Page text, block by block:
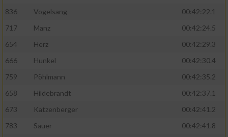
836
Vogelsang
00:42:22.1
717
Manz
00:42:24.5
654
Herz
00:42:29.3
666
Hunkel
00:42:30.4
759
Pöhlmann
00:42:35.2
658
Hildebrandt
00:42:37.1
673
Katzenberger
00:42:41.2
783
Sauer 00:42:41.8